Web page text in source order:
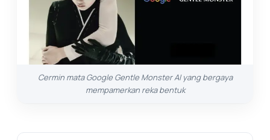
Cermin mata Google Gentle Monster AI yang bergaya
mempamerkan reka bentuk